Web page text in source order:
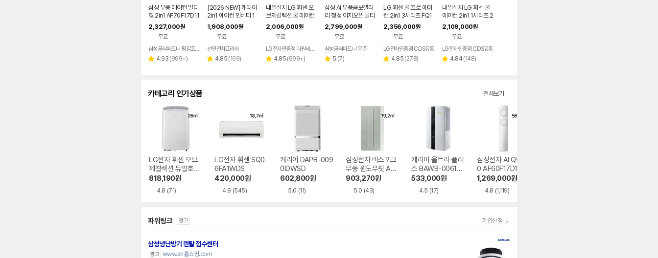
삼성 무풍 에어컨 멀티
형 2in1 AF70F17D11
BRS 일반배관 전국,
기본설치비포함
2,327,000원
무료
삼성공식파트너 평강프라자
별 4.93 리
(999+)
[2026 NEW] 캐리어
2in1 에어컨 인버터 1
등급 멀티형 wifi 17평
+6평 투인원 전국 설
치비포함
1,908,000원
무료
선인전자프라자
별 4.85 리
(169)
내일설치 LG 휘센 오
브제컬렉션 쿨 에어컨
2in1 FQ17FC1EC2
기본설치포함
2,006,000원
무료
LG전자인증점 다원씨앤씨
별 4.85 리
(999+)
삼성 AI 무풍콤보갤러
리 청정 이지오픈 멀티
형 에어컨 AF80F17D
22WRS 기본설치포
2,799,000원
무료
삼성공식파트너 우주
별 5 리
(7)
LG 휘센 쿨 프로 에어
컨 2in1 3시리즈 FQ1
7GC3EC2 기본설치
비포함 일반배관
2,356,000원
무료
LG전자인증점 CDS유통
별 4.85 리
(278)
내일설치 LG 휘센 쿨
에어컨 2in1 1시리즈 2
6년 FQ17GC1EC2
기본설치포함 일반배
2,109,000원
무료
LG전자인증점 CDS유통
별 4.84 리
(148)
카테고리 인기상품 전체보기
LG전자 휘센 오브
제컬렉션 듀얼호스
PQ08FDWBS
818,190원
4.8 (71)
LG전자 휘센 SQ0
6FA1WDS
420,000원
4.9 (545)
캐리어 DAPB-009
0IDWSD
602,800원
5.0 (11)
삼성전자 비스포크
무풍 윈도우핏 AW
06C7155EWAZ
903,270원
5.0 (43)
캐리어 울트라 플러
스 BAWB-0061YA
WSD
533,000원
4.5 (17)
삼성전자 AI Q900
0 AF60F17D11GS
1,269,000원
4.8 (1,119)
파워링크 광고 가입신청
삼성냉난방기 렌탈 접수센터
광고 www.sh홈쇼핑.com